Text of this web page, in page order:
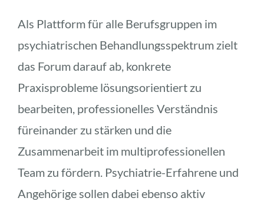
Als Plattform für alle Berufsgruppen im
psychiatrischen Behandlungsspektrum zielt
das Forum darauf ab, konkrete
Praxisprobleme lösungsorientiert zu
bearbeiten, professionelles Verständnis
füreinander zu stärken und die
Zusammenarbeit im multiprofessionellen
Team zu fördern. Psychiatrie-Erfahrene und
Angehörige sollen dabei ebenso aktiv